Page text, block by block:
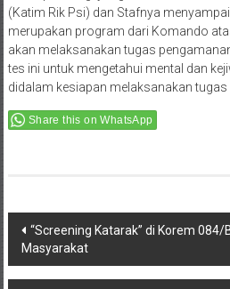
(Katim Rik Psi) dan Stafnya
merupakan program dari Komando
akan melaksanakan tugas
tes ini untuk mengetahui mental dan
didalam kesiapan melaksanakan
Share this on WhatsApp
Post
navigation
“Screening Katarak” di Korem
Masyarakat